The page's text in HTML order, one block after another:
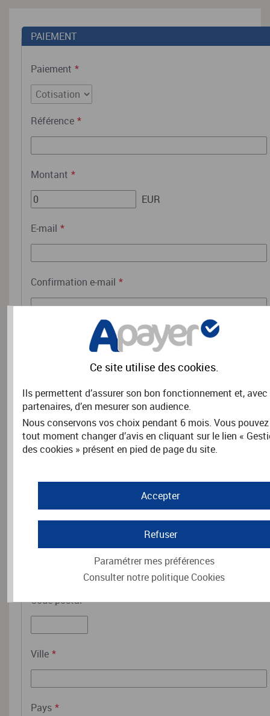
PAIEMENT
Paiement *
Référence *
Montant *
EUR
E-mail *
Confirmation e-mail *
Nom *
Adresse *
Code postal *
Ville *
Pays *
Ce site utilise descookies.
Ils permettent d’assurer son bon fonctionnement et,
partenaires, d’en mesurer son audience.
Nous conservons vos choix pendant 6 mois. Vous
tout moment changer d’avis en cliquant sur le lien «
des cookies » présent en pied de page du site.
Accepter
Refuser
Paramétrer mes préférences
Consulter notre politique Cookies